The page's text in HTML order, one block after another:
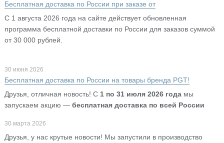
Бесплатная доставка по России при заказе от
С 1 августа 2026 года на сайте действует обновленная
программа бесплатной доставки по России для заказов суммой
от 30 000 рублей.
30 июня 2026
Бесплатная доставка по России на товары бренда PGT!
Друзья, отличная новость! С 1 по 31 июля 2026 годамы
запускаем акцию — бесплатная доставка по всей России
30 марта 2026
Друзья, у нас крутые новости! Мы запустили в производство